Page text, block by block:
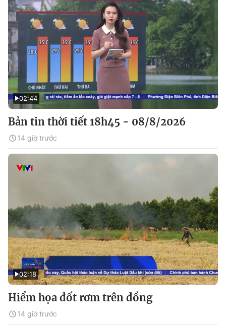
02:44
Bản tin thời tiết 18h45 - 08/8/2026
14 giờ trước
02:18
Hiểm họa đốt rơm trên đồng
14 giờ trước